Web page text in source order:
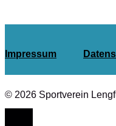
Impressum
© 2026 Sportverein